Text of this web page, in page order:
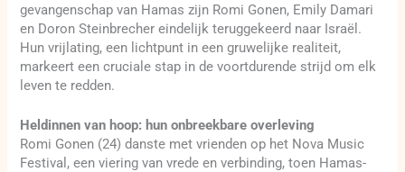
gevangenschap van Hamas zijn Romi Gonen, Emily Damari
en Doron Steinbrecher eindelijk teruggekeerd naar Israël.
Hun vrijlating, een lichtpunt in een gruwelijke realiteit,
markeert een cruciale stap in de voortdurende strijd om elk
leven te redden.
Heldinnen van hoop: hun onbreekbare overleving
Romi Gonen (24) danste met vrienden op het Nova Music
Festival, een viering van vrede en verbinding, toen Hamas-